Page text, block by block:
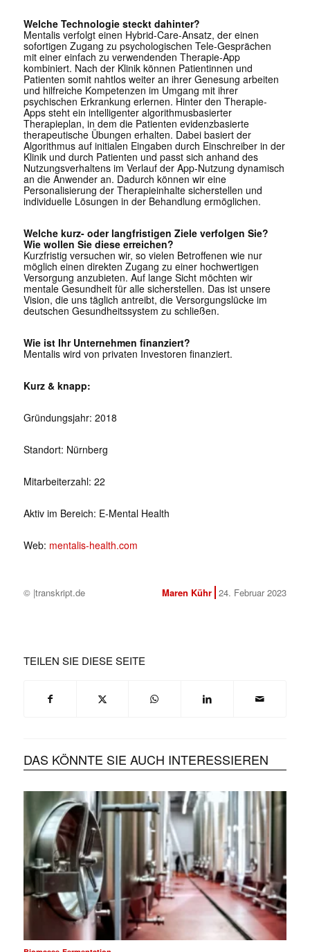
Welche Technologie steckt dahinter?
Mentalis verfolgt einen Hybrid-Care-Ansatz, der einen
sofortigen Zugang zu psychologischen Tele-Gesprächen
mit einer einfach zu verwendenden Therapie-App
kombiniert. Nach der Klinik können Patientinnen und
Patienten somit nahtlos weiter an ihrer Genesung arbeiten
und hilfreiche Kompetenzen im Umgang mit ihrer
psychischen Erkrankung erlernen. Hinter den Therapie-
Apps steht ein intelligenter algorithmusbasierter
Therapieplan, in dem die Patienten evidenzbasierte
therapeutische Übungen erhalten. Dabei basiert der
Algorithmus auf initialen Eingaben durch Einschreiber in der
Klinik und durch Patienten und passt sich anhand des
Nutzungsverhaltens im Verlauf der App-Nutzung dynamisch
an die Anwender an. Dadurch können wir eine
Personalisierung der Therapieinhalte sicherstellen und
individuelle Lösungen in der Behandlung ermöglichen.
Welche kurz- oder langfristigen Ziele verfolgen Sie?
Wie wollen Sie diese erreichen?
Kurzfristig versuchen wir, so vielen Betroffenen wie nur
möglich einen direkten Zugang zu einer hochwertigen
Versorgung anzubieten. Auf lange Sicht möchten wir
mentale Gesundheit für alle sicherstellen. Das ist unsere
Vision, die uns täglich antreibt, die Versorgungslücke im
deutschen Gesundheitssystem zu schließen.
Wie ist Ihr Unternehmen finanziert?
Mentalis wird von privaten Investoren finanziert.
Kurz & knapp:
Gründungsjahr: 2018
Standort: Nürnberg
Mitarbeiterzahl: 22
Aktiv im Bereich: E-Mental Health
Web: mentalis-health.com
© |transkript.de Maren Kühr 24. Februar 2023
TEILEN SIE DIESE SEITE
DAS KÖNNTE SIE AUCH INTERESSIEREN